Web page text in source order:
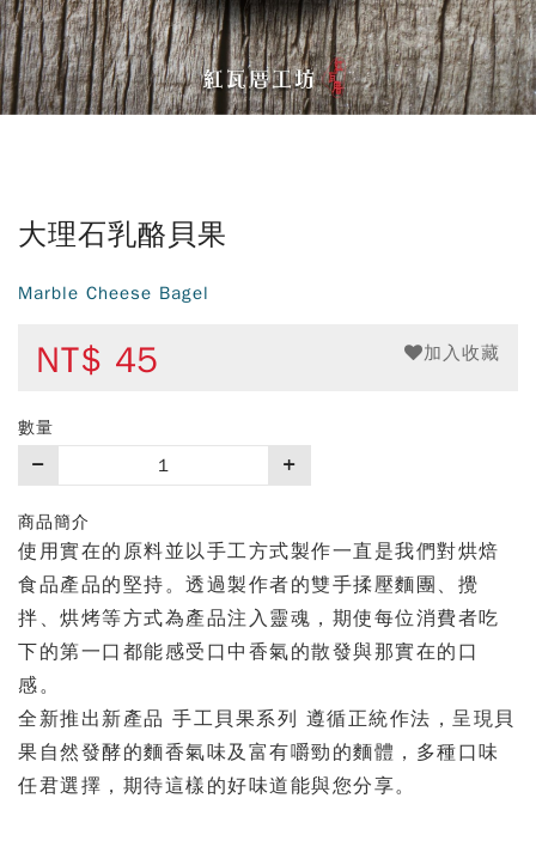
大理石乳酪貝果
Marble Cheese Bagel
NT$ 45 加入收藏
數量
買
數
量
商品簡介
使用實在的原料並以手工方式製作一直是我們對烘焙
食品產品的堅持。透過製作者的雙手揉壓麵團、攪
拌、烘烤等方式為產品注入靈魂，期使每位消費者吃
下的第一口都能感受口中香氣的散發與那實在的口
感。
全新推出新產品 手工貝果系列 遵循正統作法，呈現貝
果自然發酵的麵香氣味及富有嚼勁的麵體，多種口味
任君選擇，期待這樣的好味道能與您分享。